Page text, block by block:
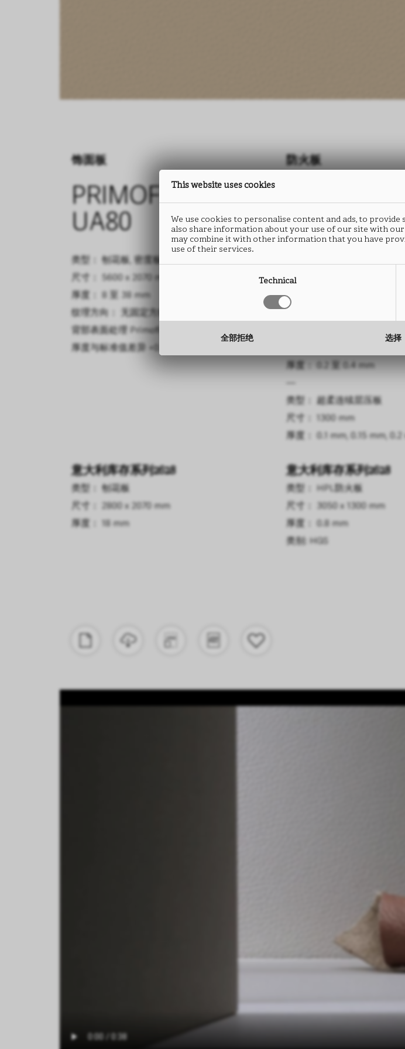
饰面板
PRIMOFIORE
UA80
类型： 刨花板, 密度板
尺寸： 5600 x 2070 mm
厚度： 8 至 38 mm
纹理方向： 无固定方向
背部表面处理 Primofiore
厚度与标准值差异
+0.5 mm
意大利库存系列2628
类型： 刨花板
尺寸： 2800 x 2070 mm
厚度： 18 mm
防火板
UA80
尺寸： 3050 x 1300 mm
厚度： 0.6 mm, 0.8 mm
厚度： 0.2 至 0.4 mm
—
类型： 超柔连续层压板
尺寸： 1300 mm
厚度： 0.1 mm, 0.15 mm, 0.2
意大利库存系列2628
类型： HPL防火板
尺寸： 3050 x 1300 mm
厚度： 0.8 mm
类别: HGS
This website uses cookies
We use cookies to personalise content and ads, to
also share information about your use of our site with
may combine it with other information that you have
use of their services.
Technical
全部拒绝 选择